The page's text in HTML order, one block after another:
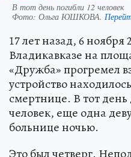
В тот день погибли 12 человек
Фото: Ольга ЮШКОВА.
17 лет назад, 6 ноября
Владикавказе на
«Дружба» прогремел
устройство
смертнице. В тот
человек, еще одна
больнице ночью.
Это был четверг.